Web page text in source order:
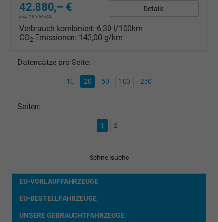
42.880,– €
incl. 19% MwSt.
Details
Verbrauch kombiniert: 6,30 l/100km
CO2-Emissionen: 143,00 g/km
Datensätze pro Seite:
10 20 50 100 250
Seiten:
1 2
Schnellsuche
EU-VORLAUFFAHRZEUGE
EU-BESTELLFAHRZEUGE
UNSERE GEBRAUCHTFAHRZEUGE